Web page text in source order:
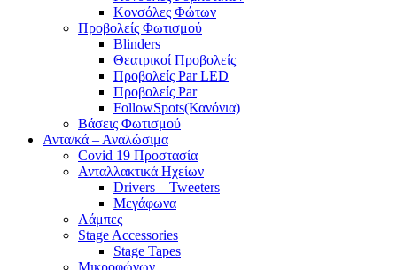
Κονσόλες Φώτων
Προβολείς Φωτισμού
Blinders
Θεατρικοί Προβολείς
Προβολείς Par LED
Προβολείς Par
FollowSpots(Κανόνια)
Βάσεις Φωτισμού
Αντα/κά – Αναλώσιμα
Covid 19 Προστασία
Ανταλλακτικά Ηχείων
Drivers – Tweeters
Μεγάφωνα
Λάμπες
Stage Accessories
Stage Tapes
Μικροφώνων